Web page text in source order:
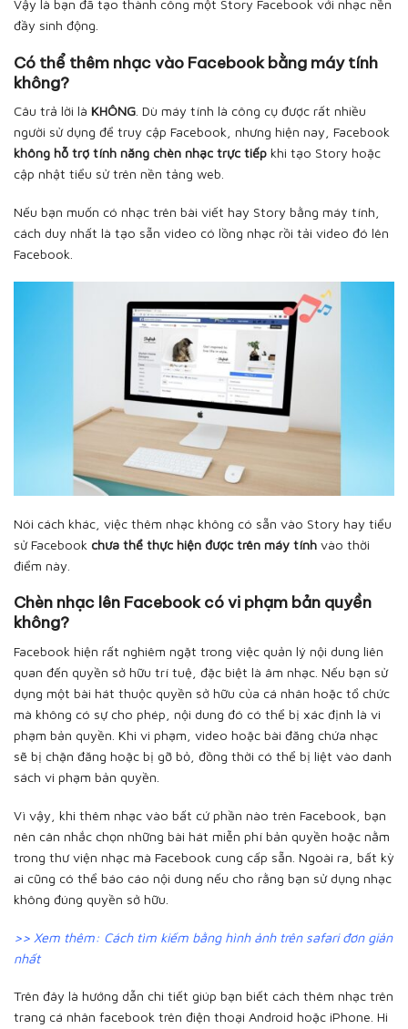
Vậy là bạn đã tạo thành công một Story Facebook với nhạc nền
đầy sinh động.
Có thể thêm nhạc vào Facebook bằng máy tính
không?
Câu trả lời là KHÔNG . Dù máy tính là công cụ được rất nhiều
người sử dụng để truy cập Facebook, nhưng hiện nay, Facebook
không hỗ trợ tính năng chèn nhạc trực tiếp khi tạo Story hoặc
cập nhật tiểu sử trên nền tảng web.
Nếu bạn muốn có nhạc trên bài viết hay Story bằng máy tính,
cách duy nhất là tạo sẵn video có lồng nhạc rồi tải video đó lên
Facebook.
Nói cách khác, việc thêm nhạc không có sẵn vào Story hay tiểu
sử Facebook chưa thể thực hiện được trên máy tính vào thời
điểm này.
Chèn nhạc lên Facebook có vi phạm bản quyền
không?
Facebook hiện rất nghiêm ngặt trong việc quản lý nội dung liên
quan đến quyền sở hữu trí tuệ, đặc biệt là âm nhạc. Nếu bạn sử
dụng một bài hát thuộc quyền sở hữu của cá nhân hoặc tổ chức
mà không có sự cho phép, nội dung đó có thể bị xác định là vi
phạm bản quyền. Khi vi phạm, video hoặc bài đăng chứa nhạc
sẽ bị chặn đăng hoặc bị gỡ bỏ, đồng thời có thể bị liệt vào danh
sách vi phạm bản quyền.
Vì vậy, khi thêm nhạc vào bất cứ phần nào trên Facebook, bạn
nên cân nhắc chọn những bài hát miễn phí bản quyền hoặc nằm
trong thư viện nhạc mà Facebook cung cấp sẵn. Ngoài ra, bất kỳ
ai cũng có thể báo cáo nội dung nếu cho rằng bạn sử dụng nhạc
không đúng quyền sở hữu.
>> Xem thêm: Cách tìm kiếm bằng hình ảnh trên safari đơn giản
nhất
Trên đây là hướng dẫn chi tiết giúp bạn biết cách thêm nhạc trên
trang cá nhân facebook trên điện thoại Android hoặc iPhone. Hi